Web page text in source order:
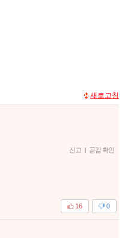
새로고침
신고 | 공감 확인
0
16